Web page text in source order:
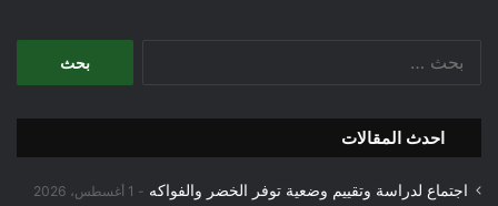
احدث المقالات
اجتماع لدراسة وتقييم وضعية توفر الخضر والفواكه 1 أغسطس، 2026